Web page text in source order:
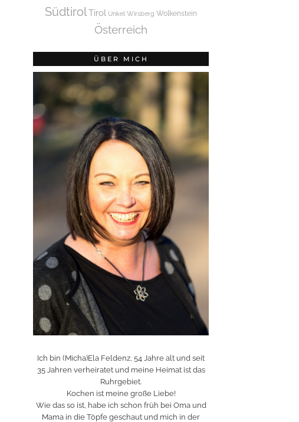
SüdtirolTirol Unkel Wirsberg Wolkenstein
Österreich
ÜBER MICH
Ich bin (Micha)Ela Feldenz, 54 Jahre alt und seit
35 Jahren verheiratet und meine Heimat ist das
Ruhrgebiet.
Kochen ist meine große Liebe!
Wie das so ist, habe ich schon früh bei Oma und
Mama in die Töpfe geschaut und mich in der